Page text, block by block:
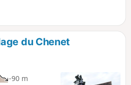
fut une terre d'inspiration
amoureux de la nature : le
du Chenet
-90 m